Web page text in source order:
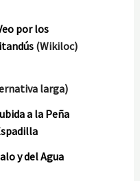
por los
(Wikiloc)
larga)
a la Peña
y del Agua